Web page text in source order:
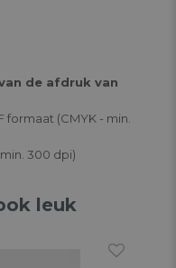
de afdruk van
(CMYK - min.
300 dpi)
leuk